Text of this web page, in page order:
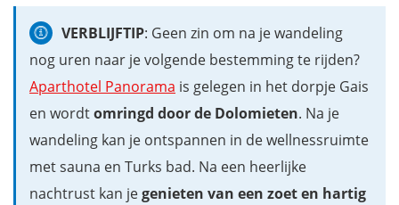
VERBLIJFTIP: Geen zin om na je wandeling
nog uren naar je volgende bestemming te rijden?
Aparthotel Panorama is gelegen in het dorpje Gais
en wordtomringd door de Dolomieten. Na je
wandeling kan je ontspannen in de wellnessruimte
met sauna en Turks bad. Na een heerlijke
nachtrust kan jegenieten van een zoet en hartig